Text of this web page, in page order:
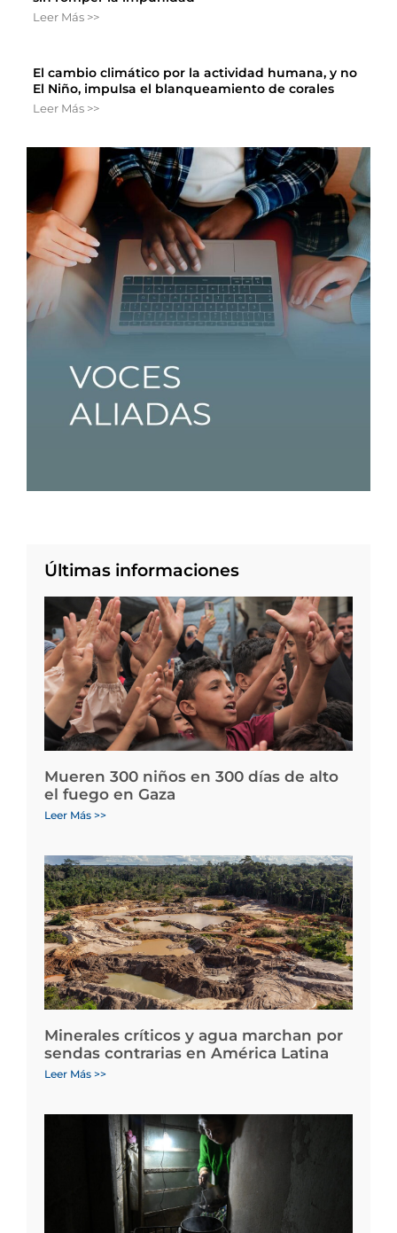
Leer Más >>
El cambio climático por la actividad humana, y no
El Niño, impulsa el blanqueamiento de corales
Leer Más >>
Últimas informaciones
Mueren 300 niños en 300 días de alto
el fuego en Gaza
Leer Más >>
Minerales críticos y agua marchan por
sendas contrarias en América Latina
Leer Más >>